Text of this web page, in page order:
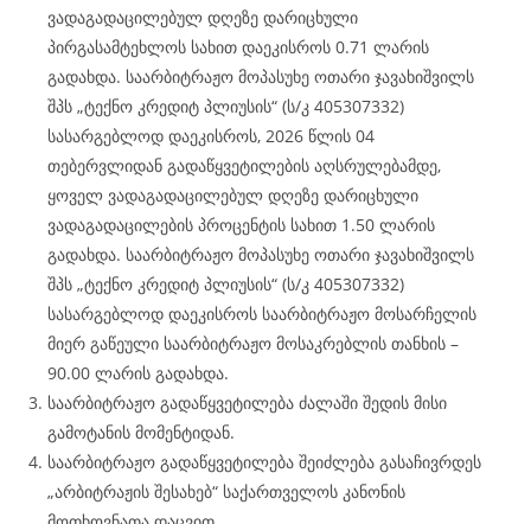
ვადაგადაცილებულ დღეზე დარიცხული
პირგასამტეხლოს სახით დაეკისროს 0.71 ლარის
გადახდა. საარბიტრაჟო მოპასუხე ოთარი ჯავახიშვილს
შპს „ტექნო კრედიტ პლიუსის“ (ს/კ 405307332)
სასარგებლოდ დაეკისროს, 2026 წლის 04
თებერვლიდან გადაწყვეტილების აღსრულებამდე,
ყოველ ვადაგადაცილებულ დღეზე დარიცხული
ვადაგადაცილების პროცენტის სახით 1.50 ლარის
გადახდა. საარბიტრაჟო მოპასუხე ოთარი ჯავახიშვილს
შპს „ტექნო კრედიტ პლიუსის“ (ს/კ 405307332)
სასარგებლოდ დაეკისროს საარბიტრაჟო მოსარჩელის
მიერ გაწეული საარბიტრაჟო მოსაკრებლის თანხის –
90.00 ლარის გადახდა.
საარბიტრაჟო გადაწყვეტილება ძალაში შედის მისი
გამოტანის მომენტიდან.
საარბიტრაჟო გადაწყვეტილება შეიძლება გასაჩივრდეს
„არბიტრაჟის შესახებ“ საქართველოს კანონის